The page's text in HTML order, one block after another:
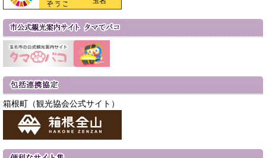
箱根町（観光協会公式サイト）